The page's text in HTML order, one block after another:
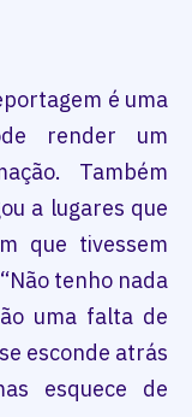
é uma
render um
Também
a lugares que
que tivessem
tenho nada
uma falta de
esconde atrás
esquece de